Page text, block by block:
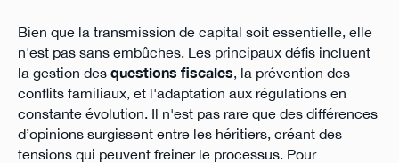
Bien que la transmission de capital soit essentielle, elle
n'est pas sans embûches. Les principaux défis incluent
la gestion des questions fiscales, la prévention des
conflits familiaux, et l'adaptation aux régulations en
constante évolution. Il n'est pas rare que des différences
d’opinions surgissent entre les héritiers, créant des
tensions qui peuvent freiner le processus. Pour